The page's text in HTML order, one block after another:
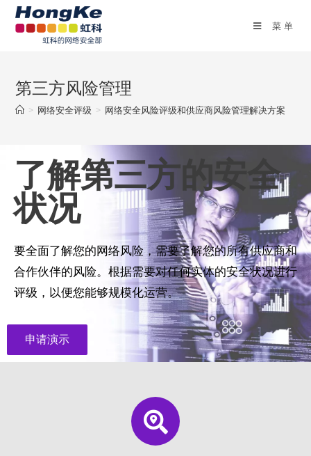
菜单
第三方风险管理
> 网络安全评级 > 网络安全风险评级和供应商风险管理解决方案
了解第三方的安全
状况
要全面了解您的网络风险，需要了解您的所有供应商和
合作伙伴的风险。 根据需要对任何实体的安全状况进行
评级，以便您能够规模化运营。
申请演示